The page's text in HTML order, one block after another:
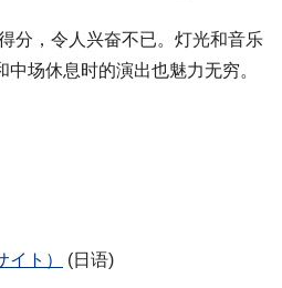
分，令人兴奋不已。灯光和音乐
场休息时的演出也魅力无穷。
ト） (日语)